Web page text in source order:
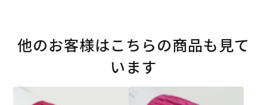
他のお客様はこちらの商品も見て
います